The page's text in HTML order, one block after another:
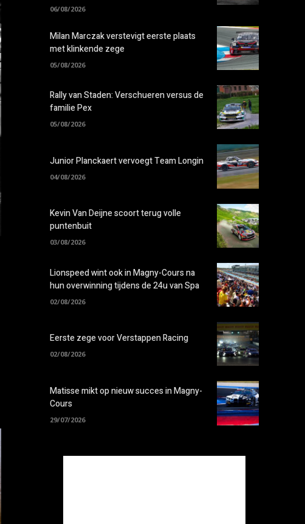
06/08/2026
Milan Marczak verstevigt eerste plaats
met klinkende zege
05/08/2026
Rally van Staden: Verschueren versus de
familie Pex
05/08/2026
Junior Planckaert vervoegt Team Longin
04/08/2026
Kevin Van Deijne scoort terug volle
puntenbuit
03/08/2026
Lionspeed wint ook in Magny-Cours na
hun overwinning tijdens de 24u van Spa
02/08/2026
Eerste zege voor Verstappen Racing
02/08/2026
Matisse mikt op nieuw succes in Magny-
Cours
29/07/2026